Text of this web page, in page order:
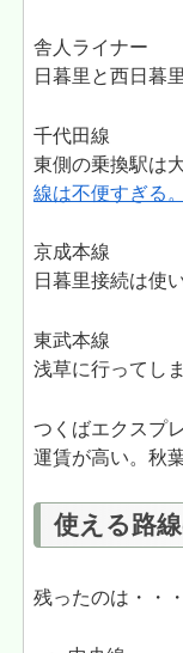
舎人ライナー
日暮里と西日暮
千代田線
東側の乗換駅は
線は不便すぎる。
京成本線
日暮里接続は使
東武本線
浅草に行ってし
つくばエクスプ
運賃が高い。秋
使える路
残ったのは・・・